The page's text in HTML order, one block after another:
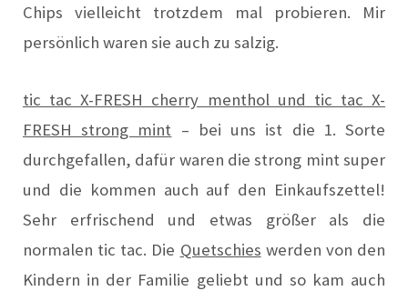
Chips vielleicht trotzdem mal probieren. Mir
persönlich waren sie auch zu salzig.
tic tac X-FRESH cherry menthol und tic tac X-
FRESH strong mint – bei uns ist die 1. Sorte
durchgefallen, dafür waren die strong mint super
und die kommen auch auf den Einkaufszettel!
Sehr erfrischend und etwas größer als die
normalen tic tac. Die Quetschies werden von den
Kindern in der Familie geliebt und so kam auch